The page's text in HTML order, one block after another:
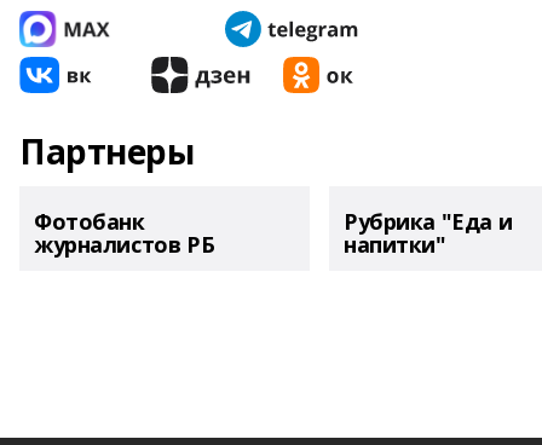
Партнеры
Фотобанк
журналистов РБ
Рубрика "Еда и
напитки"